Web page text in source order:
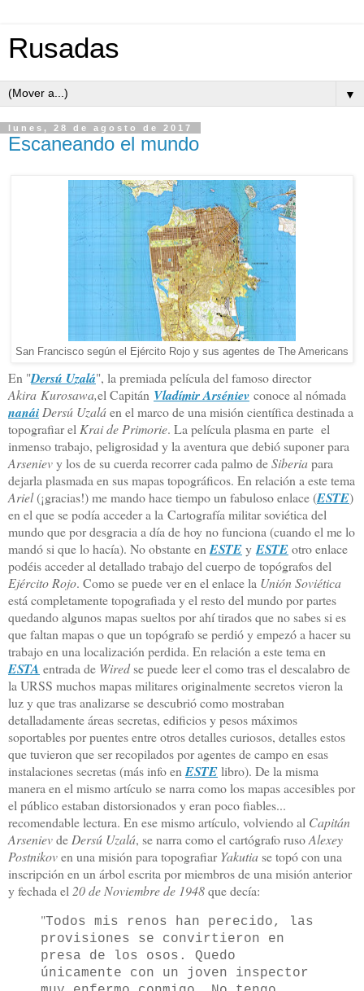
Rusadas
▼
lunes, 28 de agosto de 2017
Escaneando el mundo
San Francisco según el Ejército Rojo y sus agentes de The Americans
En "Dersú Uzalá", la premiada película del famoso director
Akira Kurosawa,el Capitán Vladímir Arséniev conoce al nómada
nanái Dersú Uzaláen el marco de una misión científica destinada a
topografiar el Krai de Primorie. La película plasma en parte el
inmenso trabajo, peligrosidad y la aventura que debió suponer para
Arsenievy los de su cuerda recorrer cada palmo deSiberiapara
dejarla plasmada en sus mapas topográficos. En relación a este tema
Ariel(¡gracias!) me mando hace tiempo un fabuloso enlace (ESTE)
en el que se podía acceder a la Cartografía militar soviética del
mundo que por desgracia a día de hoy no funciona (cuando el me lo
mandó si que lo hacía). No obstante en ESTEy ESTEotro enlace
podéis acceder al detallado trabajo del cuerpo de topógrafos del
Ejército Rojo. Como se puede ver en el enlace la Unión Soviética
está completamente topografiada y el resto del mundo por partes
quedando algunos mapas sueltos por ahí tirados que no sabes si es
que faltan mapas o que un topógrafo se perdió y empezó a hacer su
trabajo en una localización perdida. En relación a este tema en
ESTA entrada de Wiredse puede leer el como tras el descalabro de
la URSS muchos mapas militares originalmente secretos vieron la
luz y que tras analizarse se descubrió como mostraban
detalladamente áreas secretas, edificios y pesos máximos
soportables por puentes entre otros detalles curiosos, detalles estos
que tuvieron que ser recopilados por agentes de campo en esas
instalaciones secretas (más info en ESTElibro). De la misma
manera en el mismo artículo se narra como los mapas accesibles por
el público estaban distorsionados y eran poco fiables...
recomendable lectura. En ese mismo artículo, volviendo al Capitán
Arsenievde Dersú Uzalá, se narra como el cartógrafo rusoAlexey
Postnikoven una misión para topografiar Yakutiase topó con una
inscripción en un árbol escrita por miembros de una misión anterior
y fechada el 20 de Noviembre de 1948que decía:
"Todos mis renos han perecido, las
provisiones se convirtieron en
presa de los osos. Quedo
únicamente con un joven inspector